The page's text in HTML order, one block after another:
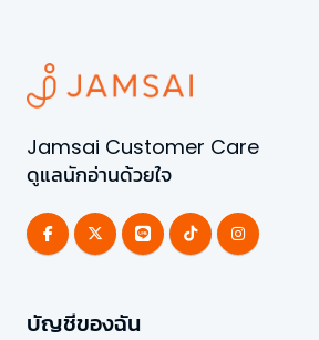
Jamsai Customer Care
ดูแลนักอ่านด้วยใจ
บัญชีของฉัน